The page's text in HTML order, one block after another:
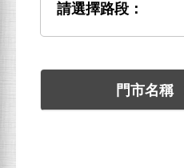
請選擇路段：